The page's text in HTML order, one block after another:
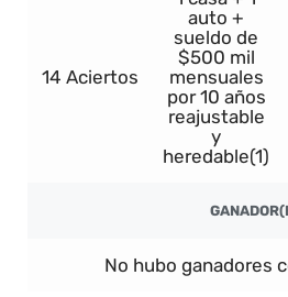
14 Aciertos
auto +
sueldo de
$500 mil
mensuales
por 10 años
reajustable
y
heredable(1)
No hubo ganadores